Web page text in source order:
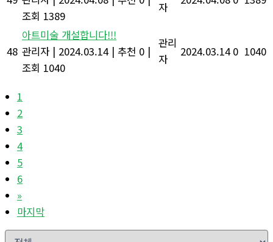
조회 1389
자
48
아트미술 개설합니다!!!
관리자 | 2024.03.14 | 추천 0 |
조회 1040
관리
자
2024.03.14 0 1040
1
2
3
4
5
6
»
마지막